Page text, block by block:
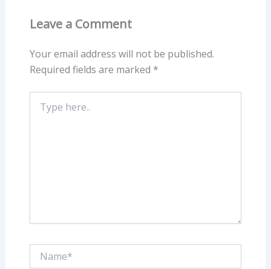
Leave a Comment
Your email address will not be published.
Required fields are marked *
here..